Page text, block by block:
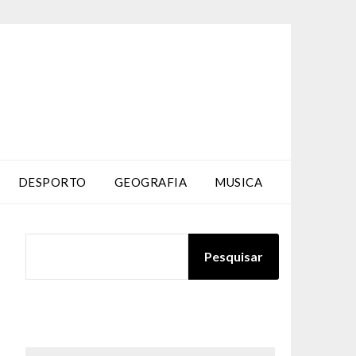
DESPORTO GEOGRAFIA MUSICA
Pesquisar